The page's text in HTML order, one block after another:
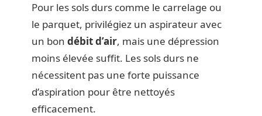
Pour les sols durs comme le carrelage ou
le parquet, privilégiez un aspirateur avec
un bon débit d’air, mais une dépression
moins élevée suffit. Les sols durs ne
nécessitent pas une forte puissance
d’aspiration pour être nettoyés
efficacement.